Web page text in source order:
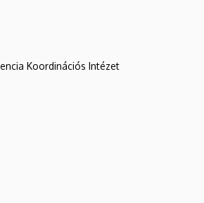
Koordinációs Intézet